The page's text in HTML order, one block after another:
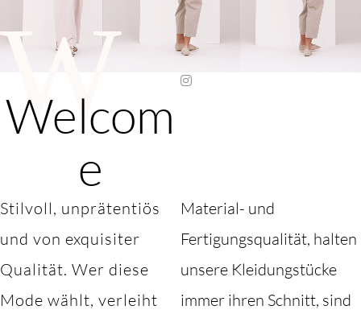
W
Welcom
e
Stilvoll, unprätentiös
und von exquisiter
Qualität. Wer diese
Mode wählt, verleiht
Material- und
Fertigungsqualität, halten
unsere Kleidungstücke
immer ihren Schnitt, sind